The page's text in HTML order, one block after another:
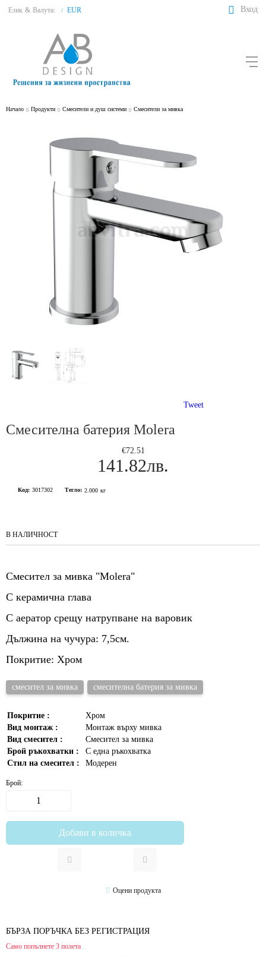
Език & Валута: / EUR Вход
Начало Продукти Смесители и душ системи Смесители за мивка
Tweet
Смесителна батерия Molera
€72.51
141.82лв.
Код: 3017302 Тегло: 2.000 кг
В НАЛИЧНОСТ
Смесител за мивка "Molera"
С керамична глава
С аератор срещу натрупване на варовик
Дължина на чучура: 7,5см.
Покритие: Хром
смесител за мивка смесителна батерия за мивка
Покритие :
Хром
Вид монтаж :
Монтаж върху мивка
Вид смесител :
Смесител за мивка
Брой ръкохватки :
С една ръкохватка
Стил на смесител :
Модерен
Брой:
Оцени продукта
БЪРЗА ПОРЪЧКА БЕЗ РЕГИСТРАЦИЯ
Само попълнете 3 полета